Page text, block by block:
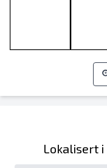
Lokalisert i